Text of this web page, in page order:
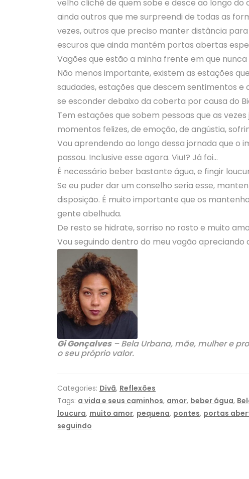
velho clichê de quem sobe e desce ao longo
ainda outros que me surpreendi de todas as
vezes, outros que preciso manter distância
escuros que ainda mantém portas abertas
Vagões que estão a minha frente em que
Não menos importante, existem as estações
saudades, estações que descem sentimentos
se esconder debaixo da coberta por causa do
Tem estações que sobem pessoas que as
momentos felizes, de emoção, de angústia,
Vou aprendendo ao longo dessa jornada que
passou. Inclusive esse agora. Viu!? Já foi…
É necessário beber bastante água, e fingir
Se eu puder dar um conselho seria esse,
disposição. É muito importante que os
gente abelhuda.
De resto se hidrate, sorriso no rosto e muito
Vou seguindo dentro do meu vagão
Gi Gonçalves– Bela Urbana, mãe, mulher e
o seu próprio valor.
Categories: Divã, Reflexões
Tags: a vida e seus caminhos, amor, beber água,
loucura, muito amor, pequena, pontes, portas
seguindo